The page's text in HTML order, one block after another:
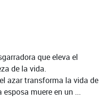
que eleva el
de la vida.
azar transforma la vida de
muere en un ...